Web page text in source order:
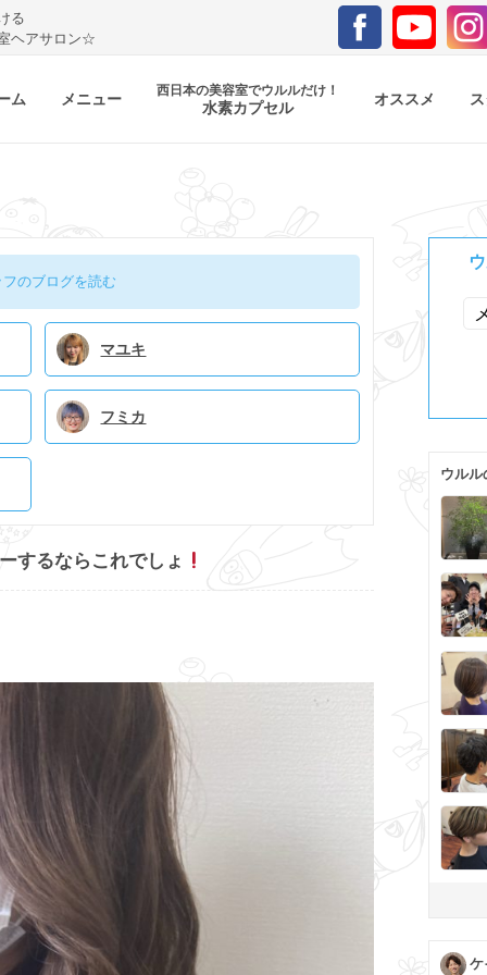
る
ヘアサロン☆
ム メニュー 西日本の美容室でウルルだけ！
水素カプセル オススメ
のブログを読む
マユキ
フミカ
するならこれでしょ
ウルル
ケ